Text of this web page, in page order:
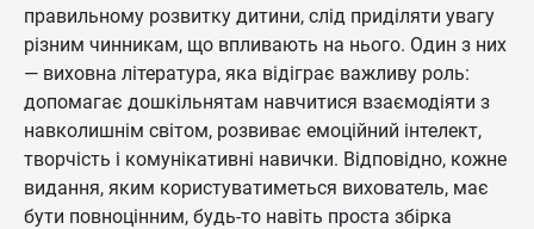
правильному розвитку дитини, слід приділяти увагу
різним чинникам, що впливають на нього. Один з них
— виховна література, яка відіграє важливу роль:
допомагає дошкільнятам навчитися взаємодіяти з
навколишнім світом, розвиває емоційний інтелект,
творчість і комунікативні навички. Відповідно, кожне
видання, яким користуватиметься вихователь, має
бути повноцінним, будь-то навіть проста збірка